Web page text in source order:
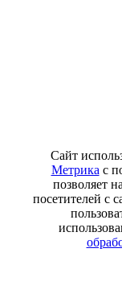
Сайт
Метрика с
позволяет
посетителей с